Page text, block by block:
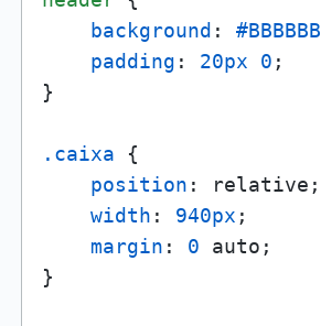
background : #BBBBBB
padding : 20px 0 ;
}
.caixa {
position : relative;
width : 940px ;
margin : 0 auto;
}